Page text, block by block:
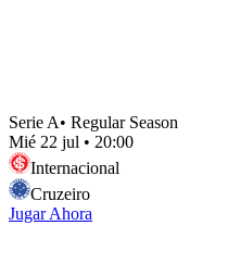
Serie A• Regular Season
Mié 22 jul • 20:00
Internacional
Cruzeiro
Jugar Ahora